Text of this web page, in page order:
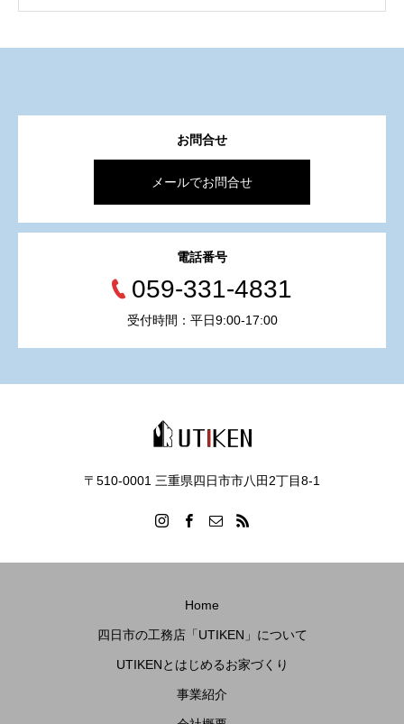
お問合せ
メールでお問合せ
電話番号
059-331-4831
受付時間：平日9:00-17:00
〒510-0001 三重県四日市市八田2丁目8‐1
Home
四日市の工務店「UTIKEN」について
UTIKENとはじめるお家づくり
事業紹介